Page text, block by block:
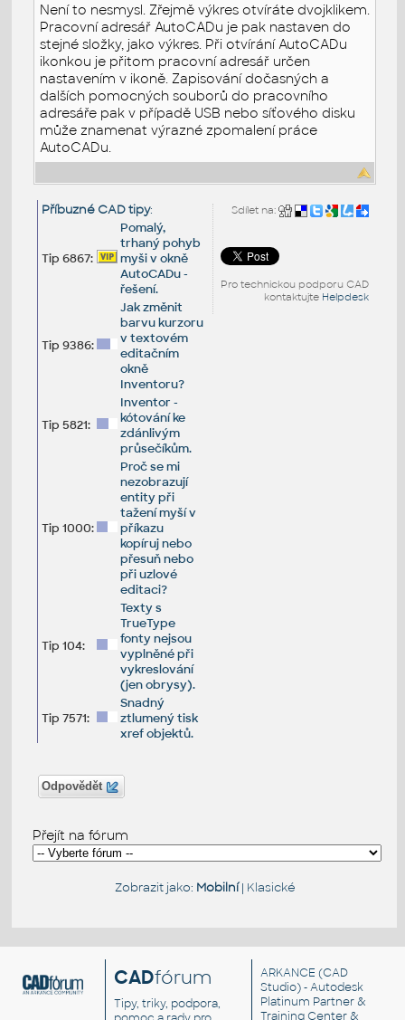
Není to nesmysl. Zřejmě výkres otvíráte dvojklikem.
Pracovní adresář AutoCADu je pak nastaven do
stejné složky, jako výkres. Při otvírání AutoCADu
ikonkou je přitom pracovní adresář určen
nastavením v ikoně. Zapisování dočasných a
dalších pomocných souborů do pracovního
adresáře pak v případě USB nebo síťového disku
může znamenat výrazné zpomalení práce
AutoCADu.
Sdílet na:
Pro technickou podporu CAD
kontaktujte Helpdesk
Příbuzné CAD tipy:
Tip 6867:
Pomalý,
trhaný pohyb
myši v okně
AutoCADu -
řešení.
Tip 9386:
Jak změnit
barvu kurzoru
v textovém
editačním
okně
Inventoru?
Tip 5821:
Inventor -
kótování ke
zdánlivým
průsečíkům.
Tip 1000:
Proč se mi
nezobrazují
entity při
tažení myší v
příkazu
kopíruj nebo
přesuň nebo
při uzlové
editaci?
Tip 104:
Texty s
TrueType
fonty nejsou
vyplněné při
vykreslování
(jen obrysy).
Tip 7571:
Snadný
ztlumený tisk
xref objektů.
Odpovědět
Přejít na fórum
Zobrazit jako: Mobilní| Klasické
CADfórum
Tipy, triky, podpora,
ARKANCE (CAD
Studio) - Autodesk
Platinum Partner &
Training Center &